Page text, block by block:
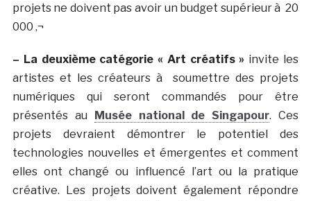
projets ne doivent pas avoir un budget supérieur à 20
000 ‚¬
– La deuxième catégorie « Art créatifs » invite les
artistes et les créateurs à soumettre des projets
numériques qui seront commandés pour être
présentés au Musée national de Singapour.Ces
projets devraient démontrer le potentiel des
technologies nouvelles et émergentes et comment
elles ont changé ou influencé l’art ou la pratique
créative. Les projets doivent également répondre